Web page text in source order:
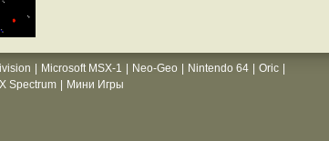
Microsoft MSX-1 Neo-Geo Nintendo 64 Oric
Spectrum
Мини Игры